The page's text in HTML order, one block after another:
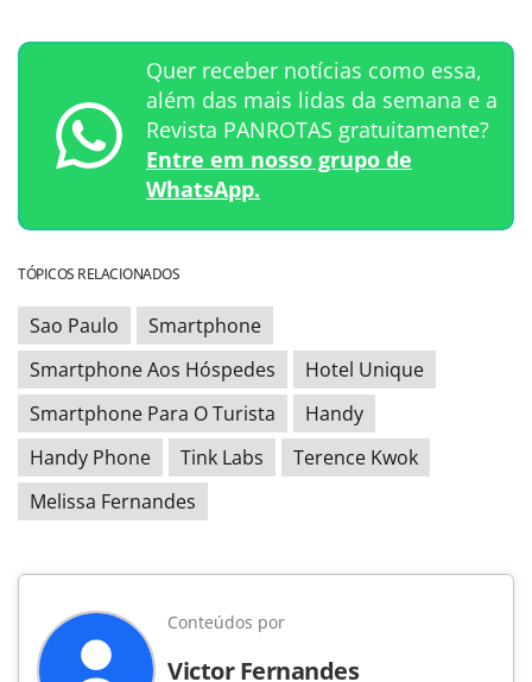
Quer receber notícias como essa,
além das mais lidas da semana e a
Revista PANROTAS gratuitamente?
Entre em nosso grupo de
WhatsApp.
TÓPICOS RELACIONADOS
Sao Paulo
Smartphone
Smartphone Aos Hóspedes
Hotel Unique
Smartphone Para O Turista
Handy
Handy Phone
Tink Labs
Terence Kwok
Melissa Fernandes
Conteúdos por
Victor Fernandes